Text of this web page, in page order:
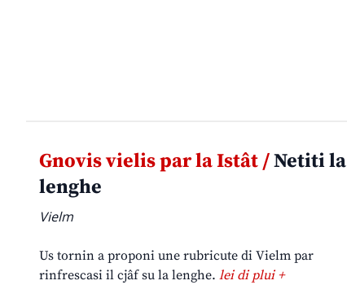
Gnovis vielis par la Istât /Netiti la
lenghe
Vielm
Us tornin a proponi une rubricute di Vielm par
rinfrescasi il cjâf su la lenghe. lei di plui +